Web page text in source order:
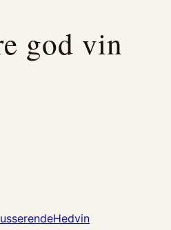
god vin
Hedvin